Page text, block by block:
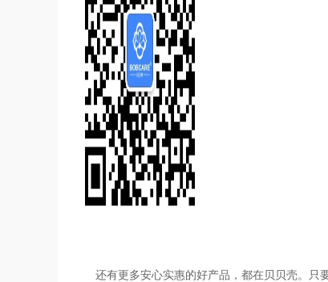
还有更多安心实惠的好产品，都在贝贝壳。只